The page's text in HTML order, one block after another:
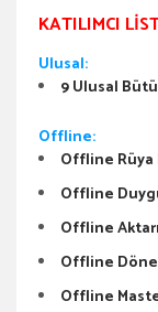
KATILIMCI
Ulusal:
9 Ulusal
Offline:
Offline Rüya
Offline
Offline
Offline
Offline